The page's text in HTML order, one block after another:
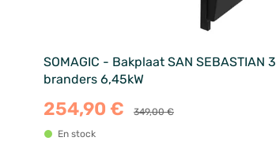
SOMAGIC - Bakplaat SAN SEBASTIAN 3
branders 6,45kW
254,90 €
349,00 €
En stock